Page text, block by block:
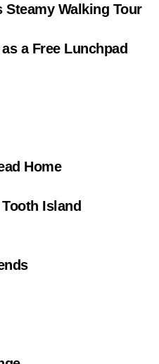
Steamy Walking Tour
a Free Lunchpad
Home
Island